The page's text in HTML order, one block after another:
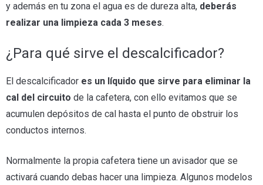
y además en tu zona el agua es de dureza alta, deberás
realizar una limpieza cada 3 meses.
¿Para qué sirve el descalcificador?
El descalcificador es un líquido que sirve para eliminar la
cal del circuito de la cafetera, con ello evitamos que se
acumulen depósitos de cal hasta el punto de obstruir los
conductos internos.
Normalmente la propia cafetera tiene un avisador que se
activará cuando debas hacer una limpieza. Algunos modelos